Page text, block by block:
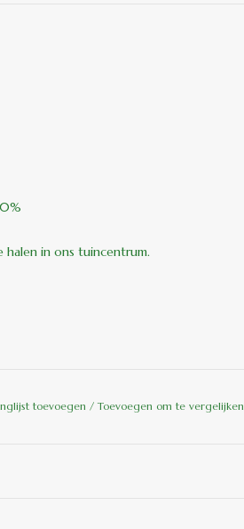
halen in ons tuincentrum.
toevoegen / Toevoegen om te vergelijken